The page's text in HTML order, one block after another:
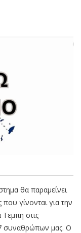
θα παραμείνει
γίνονται για την
στις
συναθρώπων μας. Ο